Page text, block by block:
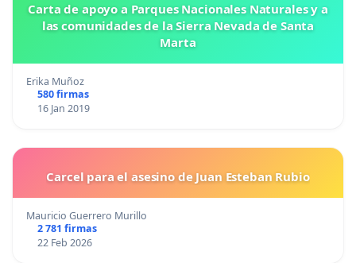
Carta de apoyo a Parques Nacionales Naturales y a
las comunidades de la Sierra Nevada de Santa
Marta
Erika Muñoz
580 firmas
16 Jan 2019
Carcel para el asesino de Juan Esteban Rubio
Mauricio Guerrero Murillo
2 781 firmas
22 Feb 2026